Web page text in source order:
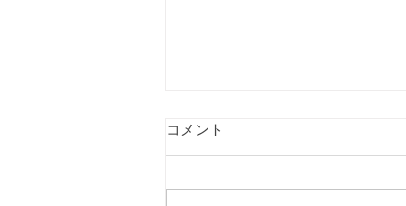
コメント